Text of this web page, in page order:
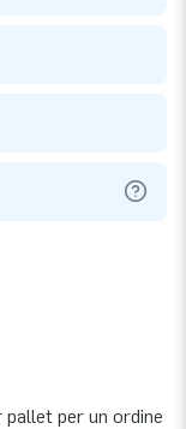
per un ordine